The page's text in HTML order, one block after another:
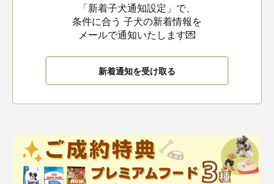
「新着子犬通知設定」で、
条件に合う 子犬の新着情報を
メールで通知いたします💌
新着通知を受け取る